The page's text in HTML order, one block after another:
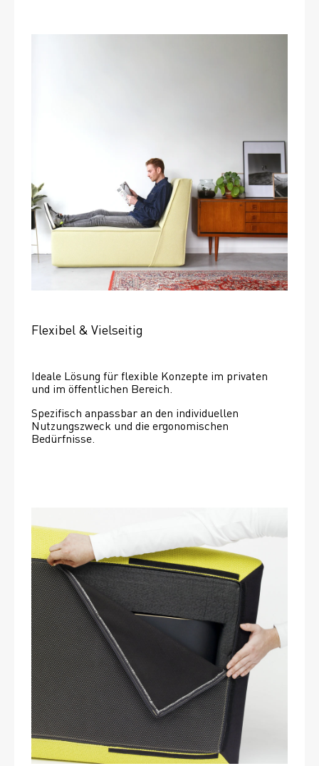
Flexibel & Vielseitig
Ideale Lösung für flexible Konzepte im privaten
und im öffentlichen Bereich.
Spezifisch anpassbar an den individuellen
Nutzungszweck und die ergonomischen
Bedürfnisse.